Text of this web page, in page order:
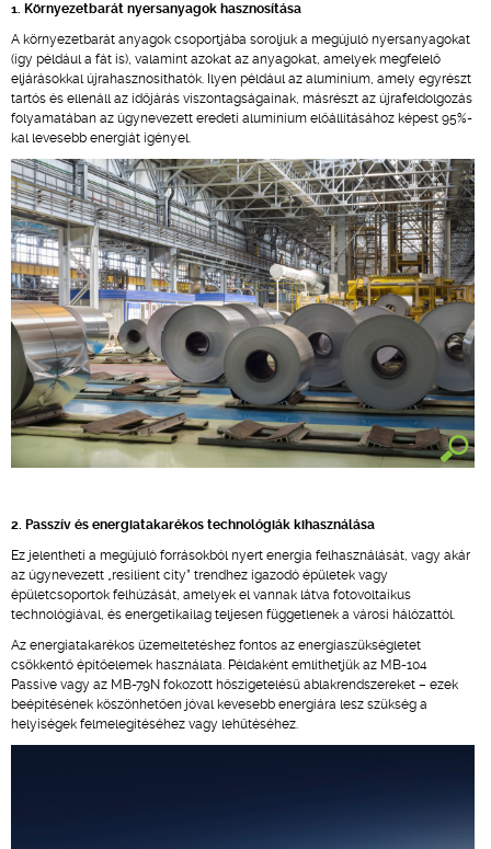
1. Környezetbarát nyersanyagok hasznosítása
A környezetbarát anyagok csoportjába soroljuk a megújuló nyersanyagokat
(így például a fát is), valamint azokat az anyagokat, amelyek megfelelő
eljárásokkal újrahasznosíthatók. Ilyen például az alumínium, amely egyrészt
tartós és ellenáll az időjárás viszontagságainak, másrészt az újrafeldolgozás
folyamatában az úgynevezett eredeti alumínium előállításához képest 95%-
kal levesebb energiát igényel.
2. Passzív és energiatakarékos technológiák kihasználása
Ez jelentheti a megújuló forrásokból nyert energia felhasználását, vagy akár
az úgynevezett „resilient city” trendhez igazodó épületek vagy
épületcsoportok felhúzását, amelyek el vannak látva fotovoltaikus
technológiával, és energetikailag teljesen függetlenek a városi hálózattól.
Az energiatakarékos üzemeltetéshez fontos az energiaszükségletet
csökkentő építőelemek használata. Példaként említhetjük az MB-104
Passive vagy az MB-79N fokozott hőszigetelésű ablakrendszereket – ezek
beépítésének köszönhetően jóval kevesebb energiára lesz szükség a
helyiségek felmelegítéséhez vagy lehűtéséhez.